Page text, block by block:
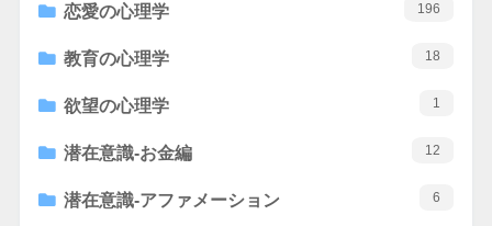
恋愛の心理学 196
教育の心理学 18
欲望の心理学 1
潜在意識-お金編 12
潜在意識-アファメーション 6